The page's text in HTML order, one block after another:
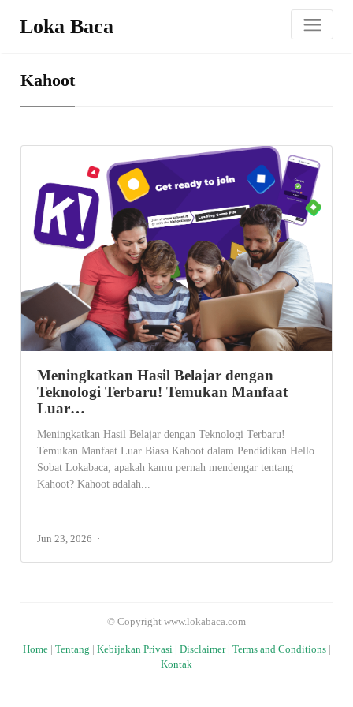
Loka Baca
Kahoot
Meningkatkan Hasil Belajar dengan
Teknologi Terbaru! Temukan Manfaat
Luar…
Meningkatkan Hasil Belajar dengan Teknologi Terbaru!
Temukan Manfaat Luar Biasa Kahoot dalam Pendidikan Hello
Sobat Lokabaca, apakah kamu pernah mendengar tentang
Kahoot? Kahoot adalah...
Jun 23, 2026
© Copyright www.lokabaca.com
Home| Tentang Kebijakan Privasi| Disclaimer| Terms and Conditions|
Kontak